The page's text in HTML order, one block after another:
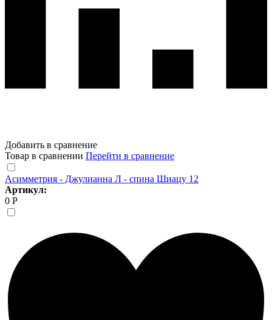
Добавить в сравнение
Товар в сравнении Перейти в сравнение
Асимметрия - Джулианна Л - спина Шиацу 12
Артикул:
0 Р